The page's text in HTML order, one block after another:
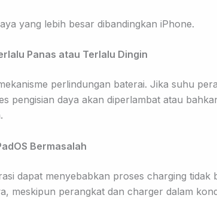
yang lebih besar dibandingkan iPhone.
Panas atau Terlalu Dingin
perlindungan baterai. Jika suhu
pengisian daya akan diperlambat atau
Bermasalah
dapat menyebabkan proses charging tidak
meskipun perangkat dan charger dalam